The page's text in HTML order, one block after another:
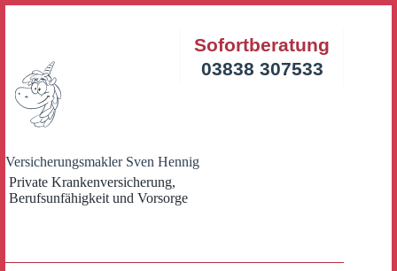
Versicherungsmakler Sven Hennig
Private Krankenversicherung,
Berufsunfähigkeit und Vorsorge
Sofortberatung
03838 307533